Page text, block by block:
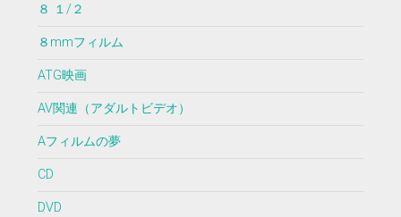
８ １/２
８mmフィルム
ATG映画
AV関連（アダルトビデオ）
Aフィルムの夢
CD
DVD